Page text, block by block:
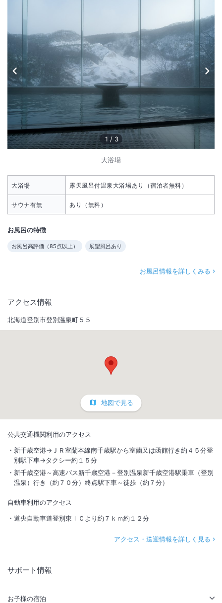
1 / 3
大浴場
大浴場 露天風呂付温泉大浴場あり（宿泊者無料）
サウナ有無 あり（無料）
お風呂の特徴
お風呂高評価（85点以上） 展望風呂あり
お風呂情報を詳しくみる
アクセス情報
北海道登別市登別温泉町５５
地図で見る
公共交通機関利用のアクセス
新千歳空港→ＪＲ室蘭本線南千歳駅から室蘭又は函館行き約４５分登
別駅下車→タクシー約１５分
新千歳空港～高速バス新千歳空港－登別温泉新千歳空港駅乗車（登別
温泉）行き（約７０分）終点駅下車～徒歩（約７分）
自動車利用のアクセス
道央自動車道登別東ＩＣより約７ｋｍ約１２分
アクセス・送迎情報を詳しく見る
サポート情報
お子様の宿泊